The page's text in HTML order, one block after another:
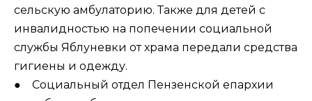
сельскую амбулаторию. Также для детей с
инвалидностью на попечении социальной
службы Яблуневки от храма передали средства
гигиены и одежду.
● Социальный отдел Пензенской епархии